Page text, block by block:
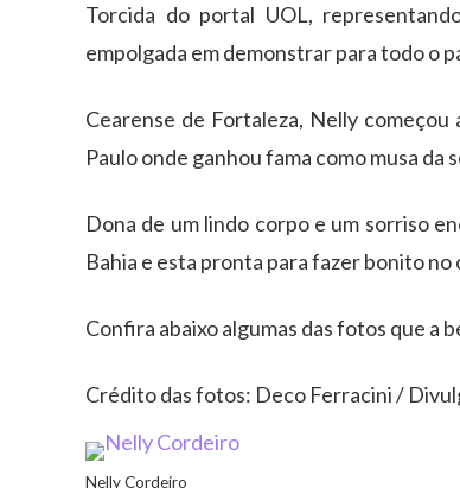
Torcida do portal UOL,
empolgada em demonstrar para todo o
Cearense de Fortaleza, Nelly
Paulo onde ganhou fama como musa da
Dona de um lindo corpo e um sorriso
Bahia e esta pronta para fazer bonito
Confira abaixo algumas das fotos que a
Crédito das fotos: Deco Ferracini /
Nelly Cordeiro